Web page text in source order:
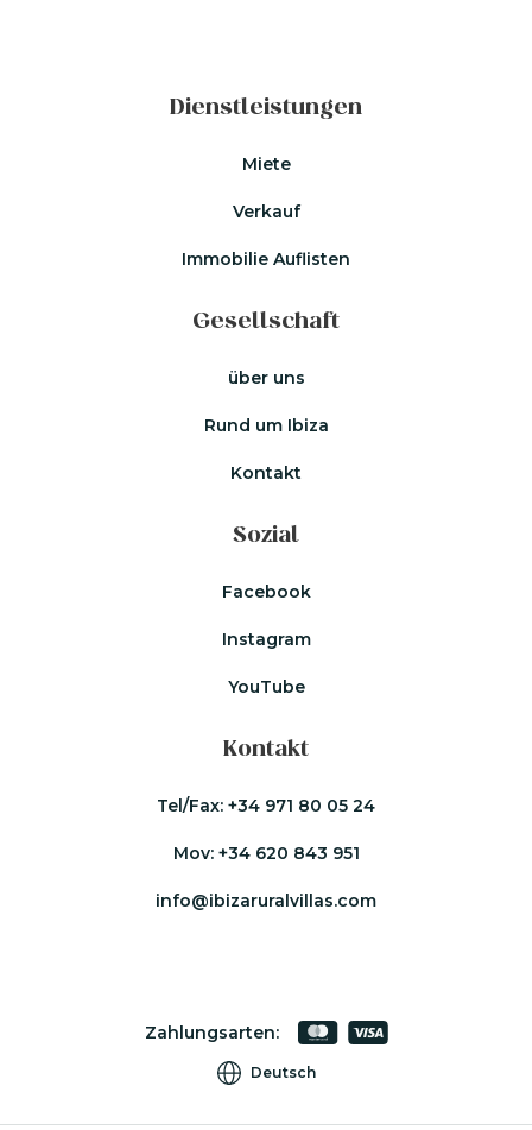
Dienstleistungen
Miete
Verkauf
Immobilie Auflisten
Gesellschaft
über uns
Rund um Ibiza
Kontakt
Sozial
Facebook
Instagram
YouTube
Kontakt
Tel/Fax: +34 971 80 05 24
Mov: +34 620 843 951
info@ibizaruralvillas.com
Zahlungsarten:
Deutsch